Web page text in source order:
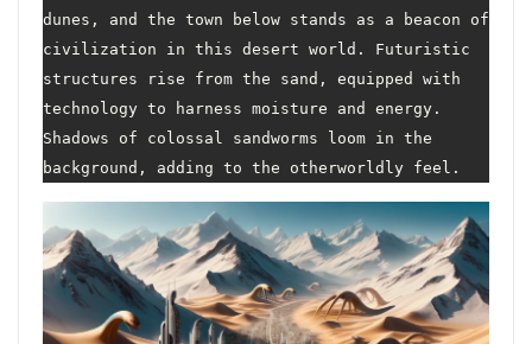
dunes, and the town below stands as a beacon of
civilization in this desert world. Futuristic
structures rise from the sand, equipped with
technology to harness moisture and energy.
Shadows of colossal sandworms loom in the
background, adding to the otherworldly feel.